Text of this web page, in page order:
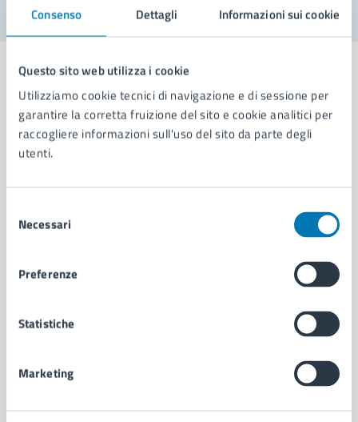
Consenso Dettagli Informazioni sui cookie
Questo sito web utilizza i cookie
Utilizziamo cookie tecnici di navigazione e di sessione per
garantire la corretta fruizione del sito e cookie analitici per
raccogliere informazioni sull'uso del sito da parte degli
utenti.
delNecessari
Preferenze
Statistiche
Marketing
Comune di Napoli
Organi di governo
Enti e fondazioni
Personale amministrativo